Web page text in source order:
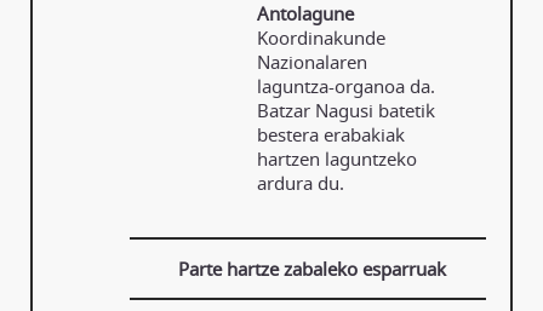
Antolagune
Koordinakunde
Nazionalaren
laguntza-organoa da.
Batzar Nagusi batetik
bestera erabakiak
hartzen laguntzeko
ardura du.
Parte hartze zabaleko esparruak